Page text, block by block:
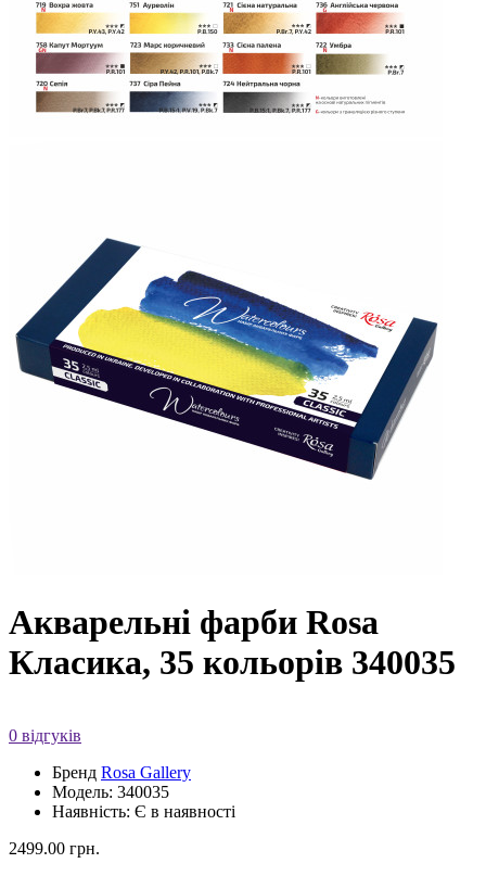
Акварельні фарби Rosa
Класика, 35 кольорів 340035
0 відгуків
Бренд Rosa Gallery
Модель: 340035
Наявність: Є в наявності
2499.00 грн.